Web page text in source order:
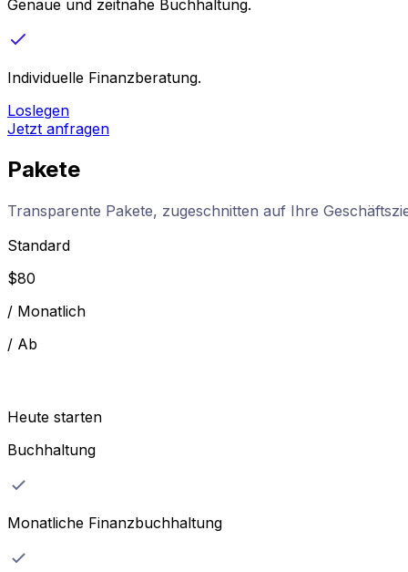
Genaue und zeitnahe Buchhaltung.
Individuelle Finanzberatung.
Loslegen
Jetzt anfragen
Pakete
Transparente Pakete, zugeschnitten auf Ihre
Standard
$80
/ Monatlich
/ Ab
Heute starten
Buchhaltung
Monatliche Finanzbuchhaltung